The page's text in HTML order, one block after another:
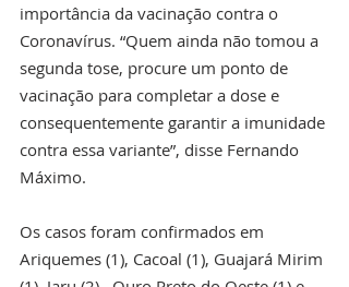
importância da vacinação contra o
Coronavírus. “Quem ainda não tomou a
segunda tose, procure um ponto de
vacinação para completar a dose e
consequentemente garantir a imunidade
contra essa variante”, disse Fernando
Máximo.
Os casos foram confirmados em
Ariquemes (1), Cacoal (1), Guajará Mirim